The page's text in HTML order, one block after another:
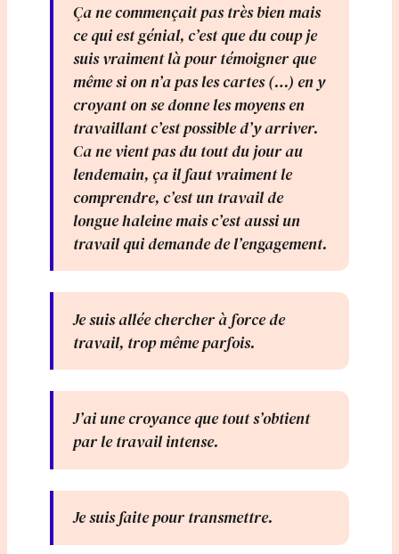
Ça ne commençait pas très bien mais
ce qui est génial, c’est que du coup je
suis vraiment là pour témoigner que
même si on n’a pas les cartes (…) en y
croyant on se donne les moyens en
travaillant c’est possible d’y arriver.
Ca ne vient pas du tout du jour au
lendemain, ça il faut vraiment le
comprendre, c’est un travail de
longue haleine mais c’est aussi un
travail qui demande de l’engagement.
Je suis allée chercher à force de
travail, trop même parfois.
J’ai une croyance que tout s’obtient
par le travail intense.
Je suis faite pour transmettre.